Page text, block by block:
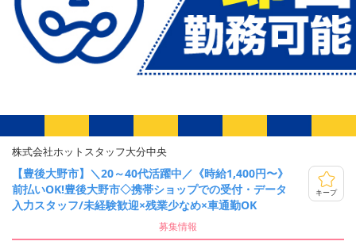
株式会社ホットスタッフ大分中央
【豊後大野市】＼20～40代活躍中／《時給1,400円〜》
前払いOK!豊後大野市◇携帯ショップでの受付・データ
入力スタッフ/未経験歓迎×残業少なめ×車通勤OK
キープ
募集情報